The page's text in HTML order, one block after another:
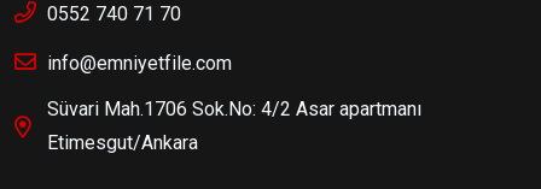
0552 740 71 70
info@emniyetfile.com
Süvari Mah.1706 Sok.No: 4/2 Asar apartmanı
Etimesgut/Ankara